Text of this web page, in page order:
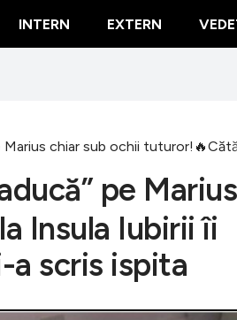
INTERN EXTERN
Marius chiar sub ochii
pe Marius
Insula Iubirii îi
scris ispita